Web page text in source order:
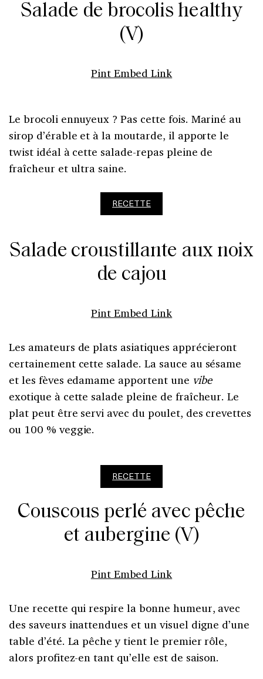
Salade de brocolis healthy
(V)
Pint Embed Link
Le brocoli ennuyeux ? Pas cette fois. Mariné au
sirop d’érable et à la moutarde, il apporte le
twist idéal à cette salade-repas pleine de
fraîcheur et ultra saine.
RECETTE
Salade croustillante aux noix
de cajou
Pint Embed Link
Les amateurs de plats asiatiques apprécieront
certainement cette salade. La sauce au sésame
et les fèves edamame apportent une vibe
exotique à cette salade pleine de fraîcheur. Le
plat peut être servi avec du poulet, des crevettes
ou 100 % veggie.
RECETTE
Couscous perlé avec pêche
et aubergine (V)
Pint Embed Link
Une recette qui respire la bonne humeur, avec
des saveurs inattendues et un visuel digne d’une
table d’été. La pêche y tient le premier rôle,
alors profitez-en tant qu’elle est de saison.